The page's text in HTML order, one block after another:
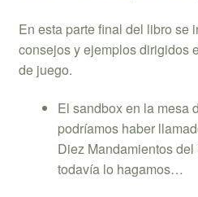
En esta parte final del libro se
consejos y ejemplos dirigidos
de juego.
El sandbox en la mesa
podríamos haber
Diez Mandamientos
todavía lo hagamos…